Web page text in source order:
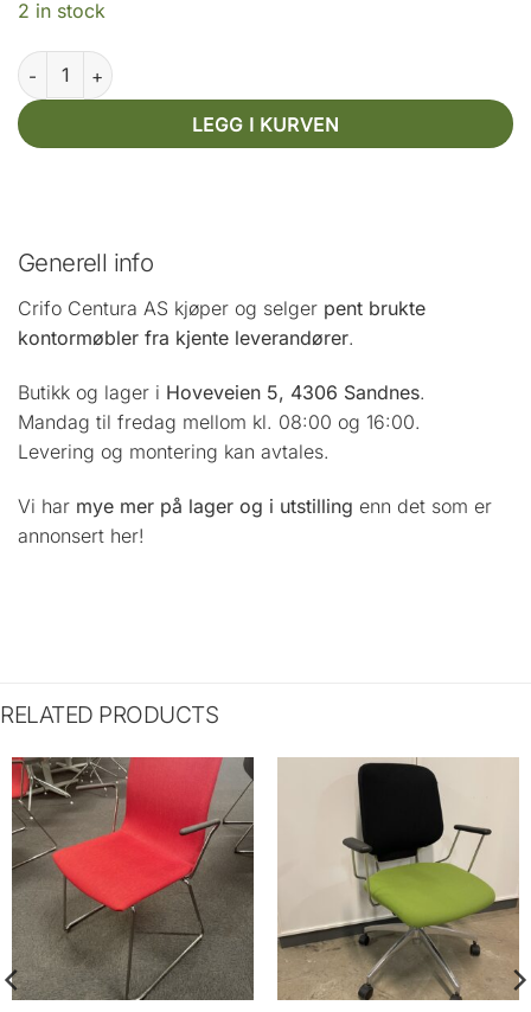
2 in stock
Ikea Wolfgang, mørk grå quantity
LEGG I KURVEN
Generell info
Crifo Centura AS kjøper og selger pent brukte
kontormøbler fra kjente leverandører.
Butikk og lager i Hoveveien 5, 4306 Sandnes.
Mandag til fredag mellom kl. 08:00 og 16:00.
Levering og montering kan avtales.
Vi har mye mer på lager og i utstilling enn det som er
annonsert her!
RELATED PRODUCTS